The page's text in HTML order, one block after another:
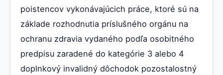
poistencov vykonávajúcich práce, ktoré sú na
základe rozhodnutia príslušného orgánu na
ochranu zdravia vydaného podľa osobitného
predpisu zaradené do kategórie 3 alebo 4
doplnkový invalidný dôchodok pozostalostný